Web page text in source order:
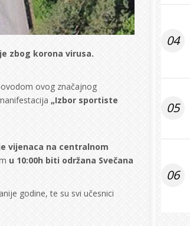
zbog korona virusa.
ovog značajnog
„Izbor sportiste
vijenaca na centralnom
u 10:00h biti održana Svečana
godine, te su svi učesnici
04
05
06